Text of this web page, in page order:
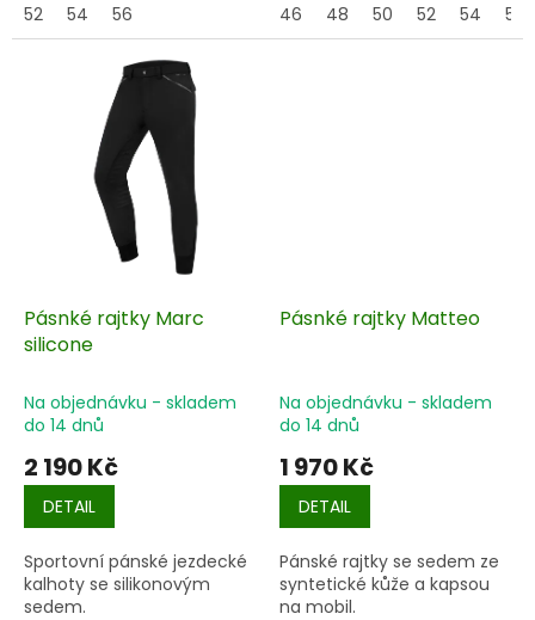
52 54 56 46 48 50 52 54 56
Pásnké rajtky Marc
silicone
Na objednávku - skladem
do 14 dnů
2 190 Kč
DETAIL
Sportovní pánské jezdecké
kalhoty se silikonovým
sedem.
Pásnké rajtky Matteo
Na objednávku - skladem
do 14 dnů
1 970 Kč
DETAIL
Pánské rajtky se sedem ze
syntetické kůže a kapsou
na mobil.